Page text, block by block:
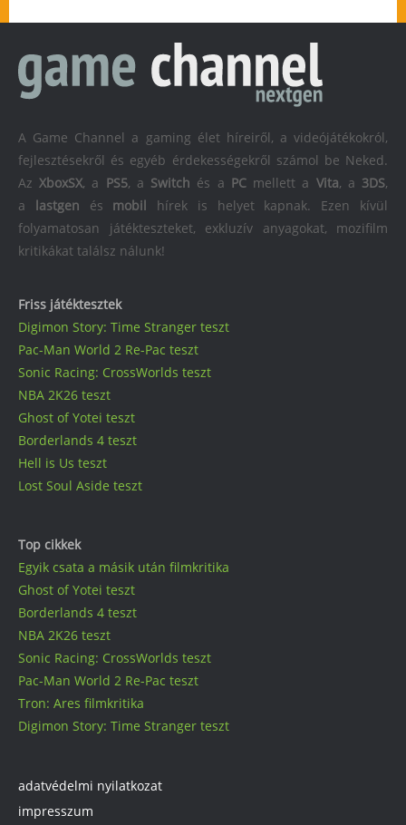
Friss játéktesztek
Digimon Story: Time Stranger teszt
Pac-Man World 2 Re-Pac teszt
Sonic Racing: CrossWorlds teszt
NBA 2K26 teszt
Ghost of Yotei teszt
Borderlands 4 teszt
Hell is Us teszt
Lost Soul Aside teszt
Top cikkek
Egyik csata a másik után filmkritika
Ghost of Yotei teszt
Borderlands 4 teszt
NBA 2K26 teszt
Sonic Racing: CrossWorlds teszt
Pac-Man World 2 Re-Pac teszt
Tron: Ares filmkritika
Digimon Story: Time Stranger teszt
A Game Channel a gaming élet híreiről, a videójátékokról,
fejlesztésekről és egyéb érdekességekről számol be Neked.
AzXboxSX, a PS5, a Switch és a PCmellett a Vita, a 3DS,
a
lastgen és mobil
hírek is helyet kapnak. Ezen kívül
folyamatosan játékteszteket, exkluzív anyagokat, mozifilm
kritikákat találsz nálunk!
adatvédelmi nyilatkozat
impresszum